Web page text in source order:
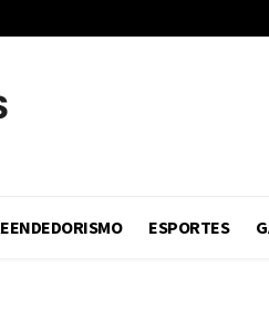
ESPORTES